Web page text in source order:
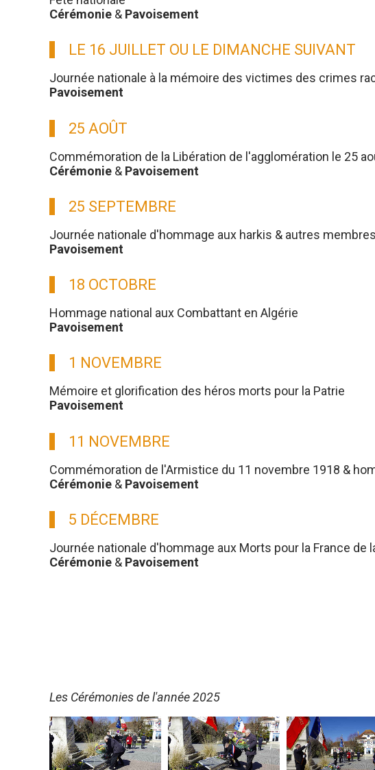
Cérémonie & Pavoisement
LE 16 JUILLET OU LE DIMANCHE SUIVANT
Journée nationale à la mémoire des victimes des crimes
Pavoisement
25 AOÛT
Commémoration de la Libération de l'agglomération le 25
Cérémonie & Pavoisement
25 SEPTEMBRE
Journée nationale d'hommage aux harkis & autres
Pavoisement
18 OCTOBRE
Hommage national aux Combattant en Algérie
Pavoisement
1 NOVEMBRE
Mémoire et glorification des héros morts pour la Patrie
Pavoisement
11 NOVEMBRE
Commémoration de l'Armistice du 11 novembre 1918 &
Cérémonie & Pavoisement
5 DÉCEMBRE
Journée nationale d'hommage aux Morts pour la France
Cérémonie & Pavoisement
Les Cérémonies de l'année 2025